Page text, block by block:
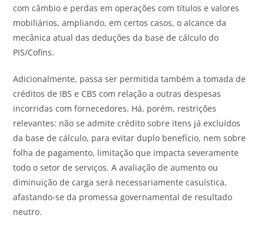
com câmbio e perdas em operações com títulos e valores
mobiliários, ampliando, em certos casos, o alcance da
mecânica atual das deduções da base de cálculo do
PIS/Cofins.
Adicionalmente, passa ser permitida também a tomada de
créditos de IBS e CBS com relação a outras despesas
incorridas com fornecedores. Há, porém, restrições
relevantes: não se admite crédito sobre itens já excluídos
da base de cálculo, para evitar duplo benefício, nem sobre
folha de pagamento, limitação que impacta severamente
todo o setor de serviços. A avaliação de aumento ou
diminuição de carga será necessariamente casuística,
afastando-se da promessa governamental de resultado
neutro.